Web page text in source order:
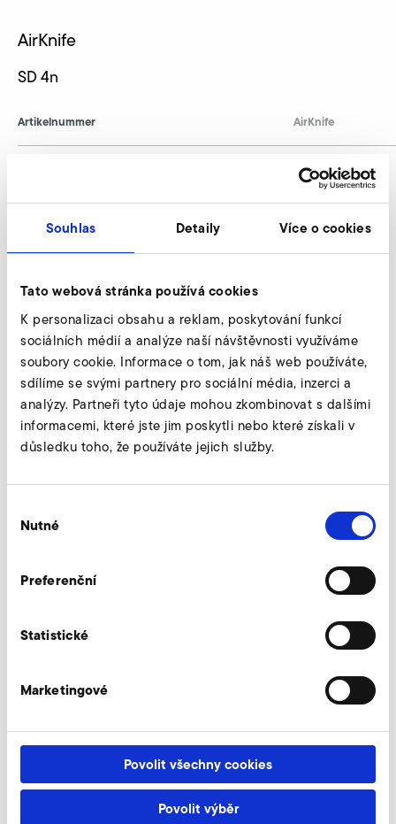
Souhlas Detaily Více o cookies
Tato webová stránka používá cookies
K personalizaci obsahu a reklam, poskytování funkcí
sociálních médií a analýze naší návštěvnosti využíváme
soubory cookie. Informace o tom, jak náš web používáte,
sdílíme se svými partnery pro sociální média, inzerci a
analýzy. Partneři tyto údaje mohou zkombinovat s dalšími
informacemi, které jste jim poskytli nebo které získali v
důsledku toho, že používáte jejich služby.
souhlasu
Nutné
Preferenční
Statistické
Marketingové
Povolit všechny cookies
Povolit výběr
AirKnife
SD 4n
Artikelnummer AirKnife
Vores eksperter står til din rådighed.
Forespørg nu
Yderligere tilbehør SD 4n
Připojovací hrdlo
Škrticí ventily
Jemný filtr, na straně sání